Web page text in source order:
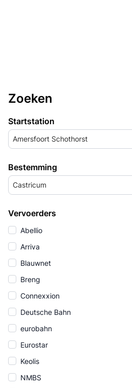
Zoeken
Startstation
Amersfoort Schothorst
Bestemming
Castricum
Vervoerders
Abellio
Arriva
Blauwnet
Breng
Connexxion
Deutsche Bahn
eurobahn
Eurostar
Keolis
NMBS